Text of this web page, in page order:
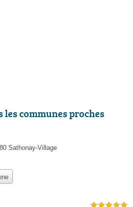
les communes proches
Sathonay-Village
5,0 étoiles sur 5